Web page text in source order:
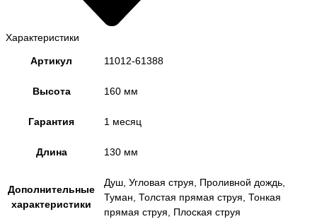
Характеристики
Артикул 11012-61388
Высота 160 мм
Гарантия 1 месяц
Длина 130 мм
Дополнительные
характеристики
Душ, Угловая струя, Проливной дождь,
Туман, Толстая прямая струя, Тонкая
прямая струя, Плоская струя